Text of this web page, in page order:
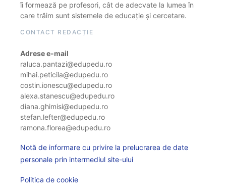
îi formează pe profesori, cât de adecvate la lumea în
care trăim sunt sistemele de educație și cercetare.
CONTACT REDACȚIE
Adrese e-mail
raluca.pantazi@edupedu.ro
mihai.peticila@edupedu.ro
costin.ionescu@edupedu.ro
alexa.stanescu@edupedu.ro
diana.ghimisi@edupedu.ro
stefan.lefter@edupedu.ro
ramona.florea@edupedu.ro
Notă de informare cu privire la prelucrarea de date
personale prin intermediul site-ului
Politica de cookie